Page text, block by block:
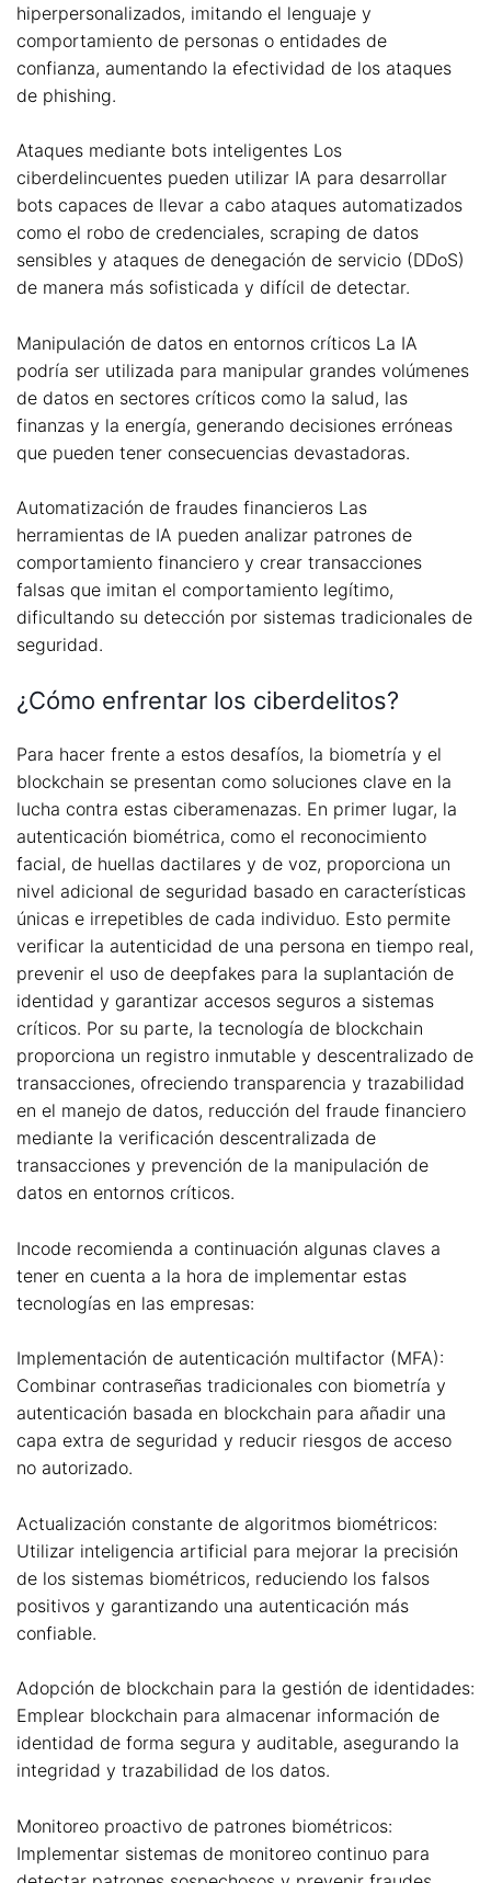
hiperpersonalizados, imitando el lenguaje y
comportamiento de personas o entidades de
confianza, aumentando la efectividad de los ataques
de phishing.
Ataques mediante bots inteligentes Los
ciberdelincuentes pueden utilizar IA para desarrollar
bots capaces de llevar a cabo ataques automatizados
como el robo de credenciales, scraping de datos
sensibles y ataques de denegación de servicio (DDoS)
de manera más sofisticada y difícil de detectar.
Manipulación de datos en entornos críticos La IA
podría ser utilizada para manipular grandes volúmenes
de datos en sectores críticos como la salud, las
finanzas y la energía, generando decisiones erróneas
que pueden tener consecuencias devastadoras.
Automatización de fraudes financieros Las
herramientas de IA pueden analizar patrones de
comportamiento financiero y crear transacciones
falsas que imitan el comportamiento legítimo,
dificultando su detección por sistemas tradicionales de
seguridad.
¿Cómo enfrentar los ciberdelitos?
Para hacer frente a estos desafíos, la biometría y el
blockchain se presentan como soluciones clave en la
lucha contra estas ciberamenazas. En primer lugar, la
autenticación biométrica, como el reconocimiento
facial, de huellas dactilares y de voz, proporciona un
nivel adicional de seguridad basado en características
únicas e irrepetibles de cada individuo. Esto permite
verificar la autenticidad de una persona en tiempo real,
prevenir el uso de deepfakes para la suplantación de
identidad y garantizar accesos seguros a sistemas
críticos. Por su parte, la tecnología de blockchain
proporciona un registro inmutable y descentralizado de
transacciones, ofreciendo transparencia y trazabilidad
en el manejo de datos, reducción del fraude financiero
mediante la verificación descentralizada de
transacciones y prevención de la manipulación de
datos en entornos críticos.
Incode recomienda a continuación algunas claves a
tener en cuenta a la hora de implementar estas
tecnologías en las empresas:
Implementación de autenticación multifactor (MFA):
Combinar contraseñas tradicionales con biometría y
autenticación basada en blockchain para añadir una
capa extra de seguridad y reducir riesgos de acceso
no autorizado.
Actualización constante de algoritmos biométricos:
Utilizar inteligencia artificial para mejorar la precisión
de los sistemas biométricos, reduciendo los falsos
positivos y garantizando una autenticación más
confiable.
Adopción de blockchain para la gestión de identidades:
Emplear blockchain para almacenar información de
identidad de forma segura y auditable, asegurando la
integridad y trazabilidad de los datos.
Monitoreo proactivo de patrones biométricos:
Implementar sistemas de monitoreo continuo para